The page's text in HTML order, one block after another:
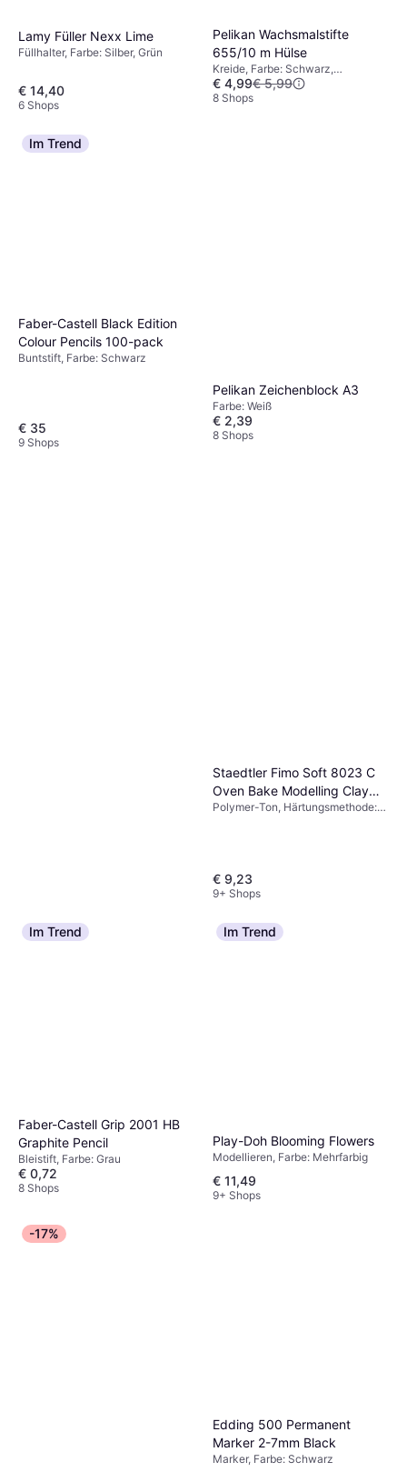
Lamy Füller Nexx Lime
Füllhalter, Farbe: Silber, Grün
€ 14,40
6 Shops
Pelikan Wachsmalstifte
655/10 m Hülse
Kreide, Farbe: Schwarz,
Mehrfarbig, Weiß, Gelb, Blau
€ 4,99€ 5,99
8 Shops
Im Trend
Faber-Castell Black Edition
Colour Pencils 100-pack
Buntstift, Farbe: Schwarz
€ 35
9 Shops
Pelikan Zeichenblock A3
Farbe: Weiß
€ 2,39
8 Shops
Staedtler Fimo Soft 8023 C
Oven Bake Modelling Clay
12-pack
Polymer-Ton, Härtungsmethode:
€ 9,23
9+ Shops
Im Trend
Faber-Castell Grip 2001 HB
Graphite Pencil
Bleistift, Farbe: Grau
€ 0,72
8 Shops
Im Trend
Play-Doh Blooming Flowers
Modellieren, Farbe: Mehrfarbig
€ 11,49
9+ Shops
-17%
Edding 500 Permanent
Marker 2-7mm Black
Marker, Farbe: Schwarz